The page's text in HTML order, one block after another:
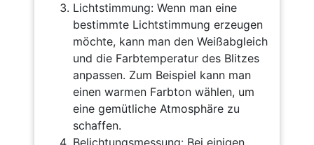
Lichtstimmung: Wenn man eine
bestimmte Lichtstimmung erzeugen
möchte, kann man den Weißabgleich
und die Farbtemperatur des Blitzes
anpassen. Zum Beispiel kann man
einen warmen Farbton wählen, um
eine gemütliche Atmosphäre zu
schaffen.
Belichtungsmessung: Bei einigen